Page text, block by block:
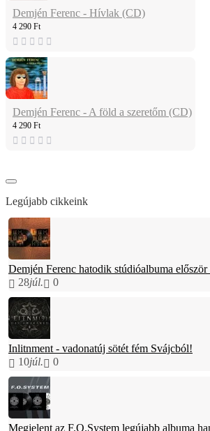
Demjén Ferenc - Hívlak (CD)
4 290 Ft
Demjén Ferenc - A föld a szeretőm (CD)
4 290 Ft
Legújabb cikkeink
Demjén Ferenc hatodik stúdióalbuma
28júl. 0
Inlitnment - vadonatúj sötét fém Svájcból!
10júl. 0
Megjelent az F.O.System legújabb albuma